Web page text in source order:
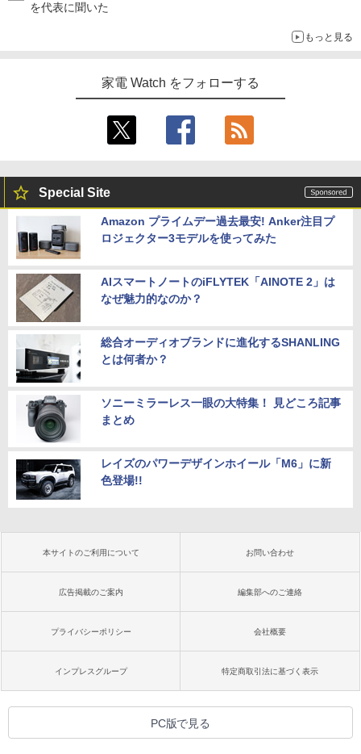
を代表に聞いた
もっと見る
家電 Watch をフォローする
Special Site
Amazon プライムデー過去最安! Anker注目プ
ロジェクター3モデルを使ってみた
AIスマートノートのiFLYTEK「AINOTE 2」は
なぜ魅力的なのか？
総合オーディオブランドに進化するSHANLING
とは何者か？
ソニーミラーレス一眼の大特集！ 見どころ記事
まとめ
レイズのパワーデザインホイール「M6」に新
色登場!!
本サイトのご利用について お問い合わせ
広告掲載のご案内 編集部へのご連絡
プライバシーポリシー 会社概要
インプレスグループ 特定商取引法に基づく表示
PC版で見る